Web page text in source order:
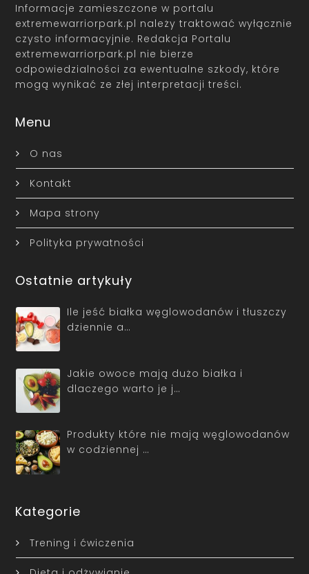
Informacje zamieszczone w portalu
extremewarriorpark.pl należy traktować wyłącznie
czysto informacyjnie. Redakcja Portalu
extremewarriorpark.pl nie bierze
odpowiedzialności za ewentualne szkody, które
mogą wynikać ze złej interpretacji treści.
Menu
O nas
Kontakt
Mapa strony
Polityka prywatności
Ostatnie artykuły
Ile jeść białka węglowodanów i tłuszczy
dziennie a…
Jakie owoce mają dużo białka i
dlaczego warto je j…
Produkty które nie mają węglowodanów
w codziennej …
Kategorie
Trening i ćwiczenia